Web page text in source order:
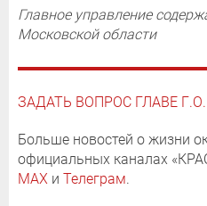
Главное управление
Московской области
ЗАДАТЬ ВОПРОС ГЛАВЕ
Больше новостей о жизни
официальных каналах
MAX и Телеграм.